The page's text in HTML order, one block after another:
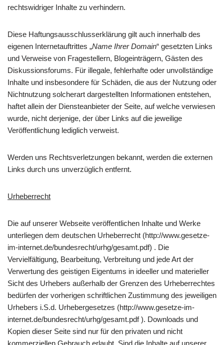
rechtswidriger Inhalte zu verhindern.
Diese Haftungsausschlusserklärung gilt auch innerhalb des
eigenen Internetauftrittes „Name Ihrer Domain“ gesetzten Links
und Verweise von Fragestellern, Blogeinträgern, Gästen des
Diskussionsforums. Für illegale, fehlerhafte oder unvollständige
Inhalte und insbesondere für Schäden, die aus der Nutzung oder
Nichtnutzung solcherart dargestellten Informationen entstehen,
haftet allein der Diensteanbieter der Seite, auf welche verwiesen
wurde, nicht derjenige, der über Links auf die jeweilige
Veröffentlichung lediglich verweist.
Werden uns Rechtsverletzungen bekannt, werden die externen
Links durch uns unverzüglich entfernt.
Urheberrecht
Die auf unserer Webseite veröffentlichen Inhalte und Werke
unterliegen dem deutschen Urheberrecht (http://www.gesetze-
im-internet.de/bundesrecht/urhg/gesamt.pdf) . Die
Vervielfältigung, Bearbeitung, Verbreitung und jede Art der
Verwertung des geistigen Eigentums in ideeller und materieller
Sicht des Urhebers außerhalb der Grenzen des Urheberrechtes
bedürfen der vorherigen schriftlichen Zustimmung des jeweiligen
Urhebers i.S.d. Urhebergesetzes (http://www.gesetze-im-
internet.de/bundesrecht/urhg/gesamt.pdf ). Downloads und
Kopien dieser Seite sind nur für den privaten und nicht
kommerziellen Gebrauch erlaubt. Sind die Inhalte auf unserer